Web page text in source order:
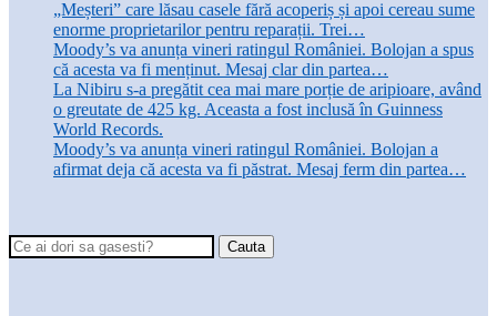
„Meșteri” care lăsau casele fără acoperiș și apoi cereau sume
enorme proprietarilor pentru reparații. Trei…
Moody’s va anunța vineri ratingul României. Bolojan a spus
că acesta va fi menținut. Mesaj clar din partea…
La Nibiru s-a pregătit cea mai mare porție de aripioare, având
o greutate de 425 kg. Aceasta a fost inclusă în Guinness
World Records.
Moody’s va anunța vineri ratingul României. Bolojan a
afirmat deja că acesta va fi păstrat. Mesaj ferm din partea…